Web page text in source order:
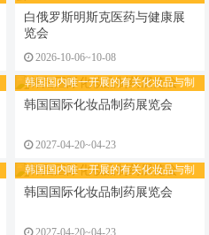
览会
白俄罗斯明斯克医药与健康展
览会
2026-10-06~10-08
韩国国内唯一开展的有关化妆品与制
药行业的展览会
韩国国际化妆品制药展览会
2027-04-20~04-23
韩国国内唯一开展的有关化妆品与制
药行业的展览会
韩国国际化妆品制药展览会
2027-04-20~04-23